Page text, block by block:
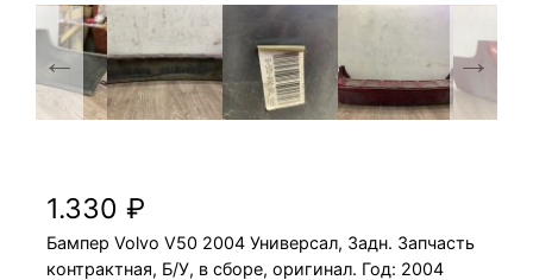
1.330₽
Бампер Volvo V50 2004 Универсал, Задн. Запчасть
контрактная, Б/У, в сборе, оригинал. Год: 2004